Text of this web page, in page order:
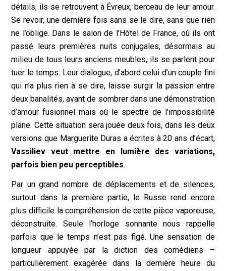
détails, ils se retrouvent à Évreux, berceau de leur amour.
Se revoir, une dernière fois sans se le dire, sans que rien
ne l’oblige. Dans le salon de l’Hôtel de France, où ils ont
passé leurs premières nuits conjugales, désormais au
milieu de tous leurs anciens meubles, ils se parlent pour
tuer le temps. Leur dialogue, d’abord celui d’un couple fini
qui n’a plus rien à se dire, laisse surgir la passion entre
deux banalités, avant de sombrer dans une démonstration
d’amour fusionnel mais où le spectre de l’impossibilité
plane. Cette situation sera jouée deux fois, dans les deux
versions que Marguerite Duras a écrites à 20 ans d’écart,
Vassiliev veut mettre en lumière des variations,
parfois bien peu perceptibles.
Par un grand nombre de déplacements et de silences,
surtout dans la première partie, le Russe rend encore
plus difficile la compréhension de cette pièce vaporeuse,
déconstruite. Seule l’horloge sonnante nous rappelle
parfois que le temps n’est pas figé. Une sensation de
longueur appuyée par la diction des comédiens –
particulièrement exagérée dans la dernière heure du